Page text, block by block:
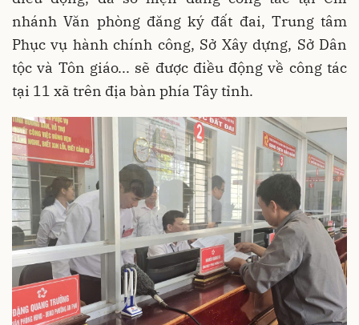
nhánh Văn phòng đăng ký đất đai, Trung tâm
Phục vụ hành chính công, Sở Xây dựng, Sở Dân
tộc và Tôn giáo... sẽ được điều động về công tác
tại 11 xã trên địa bàn phía Tây tỉnh.